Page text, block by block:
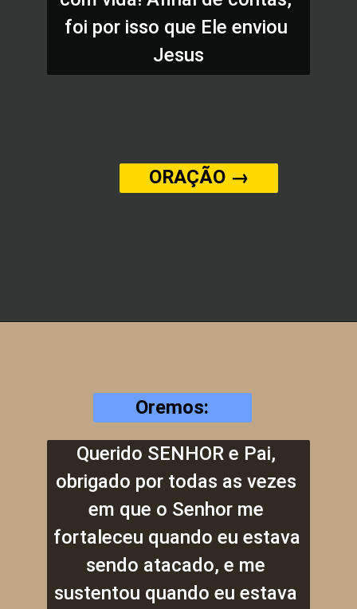
foi por isso que Ele enviou
Jesus
ORAÇÃO →
Querido SENHOR e Pai,
obrigado por todas as vezes
em que o Senhor me
fortaleceu quando eu estava
sendo atacado, e me
sustentou quando eu estava
Oremos: